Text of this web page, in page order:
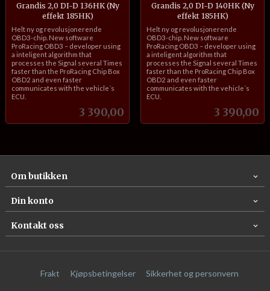
Grandis 2,0 DI-D 136HK (Ny
effekt 185HK)
Pris
3 390,00
inkl.
mva.
Helt ny og revolusjonerende
OBD3-chip. New software
ProRacing OBD3 – developer using
a inteligent algorithm that
processes the Signal several Times
faster than the ProRacing Chip Box
OBD2 and even faster
communicates with the vehicle´s
ECU.
Grandis 2,0 DI-D 140HK (Ny
effekt 185HK)
Pris
3 390,00
inkl.
mva.
Helt ny og revolusjonerende
OBD3-chip. New software
ProRacing OBD3 – developer using
a inteligent algorithm that
processes the Signal several Times
faster than the ProRacing Chip Box
OBD2 and even faster
communicates with the vehicle´s
ECU.
Om butikken
Din konto
Kontakt oss
Frakt Kjøpsbetingelser Sikkerhet og personvern